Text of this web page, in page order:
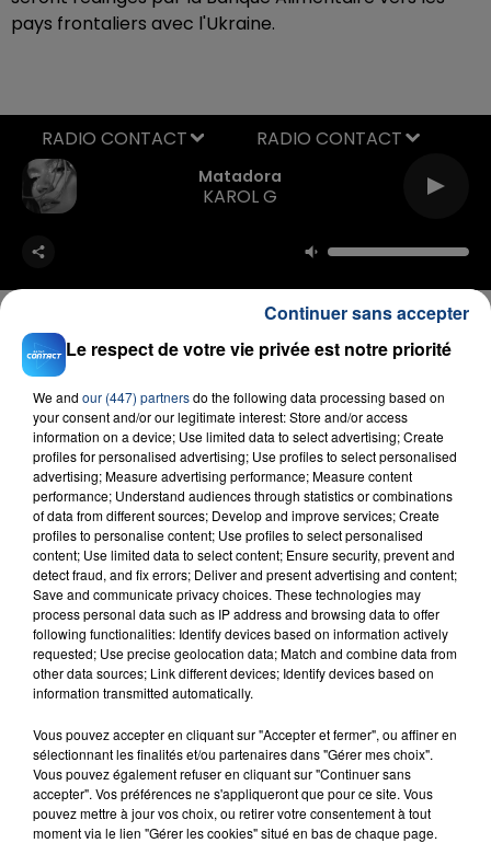
pays frontaliers avec l'Ukraine.
Matadora
KAROL G
RADIO CONTACT
FIL D'ACTU
23 juillet 2026
INCENDIE MORTEL À LENS : UNE FEMME ET
SON BÉBÉ ENTRE LA VIE ET LA...
Un homme s'est immolé par le feu après avoir
d'un liquide inflammable.
Le respect de votre vie privée est notre priorité
We and our (447) partnersdo the following data processing based on
your consent and/or our legitimate interest: Store and/or access
information on a device; Use limited data to select advertising; Create
profiles for personalised advertising; Use profiles to select personalised
advertising; Measure advertising performance; Measure content
performance; Understand audiences through statistics or combinations
of data from different sources; Develop and improve services; Create
profiles to personalise content; Use profiles to select personalised
content; Use limited data to select content; Ensure security, prevent and
detect fraud, and fix errors; Deliver and present advertising and content;
Save and communicate privacy choices. These technologies may
process personal data such as IP address and browsing data to offer
following functionalities: Identify devices based on information actively
requested; Use precise geolocation data; Match and combine data from
other data sources; Link different devices; Identify devices based on
information transmitted automatically.
Vous pouvez accepter en cliquant sur "Accepter et fermer", ou affiner en
sélectionnant les finalités et/ou partenaires dans "Gérer mes choix".
Vous pouvez également refuser en cliquant sur "Continuer sans
accepter". Vos préférences ne s'appliqueront que pour ce site. Vous
pouvez mettre à jour vos choix, ou retirer votre consentement à tout
moment via le lien "Gérer les cookies" situé en bas de chaque page.
Continuer sans accepter